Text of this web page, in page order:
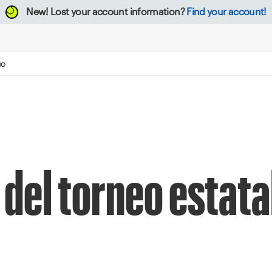
New! Lost your account information? Find your account!
torneo